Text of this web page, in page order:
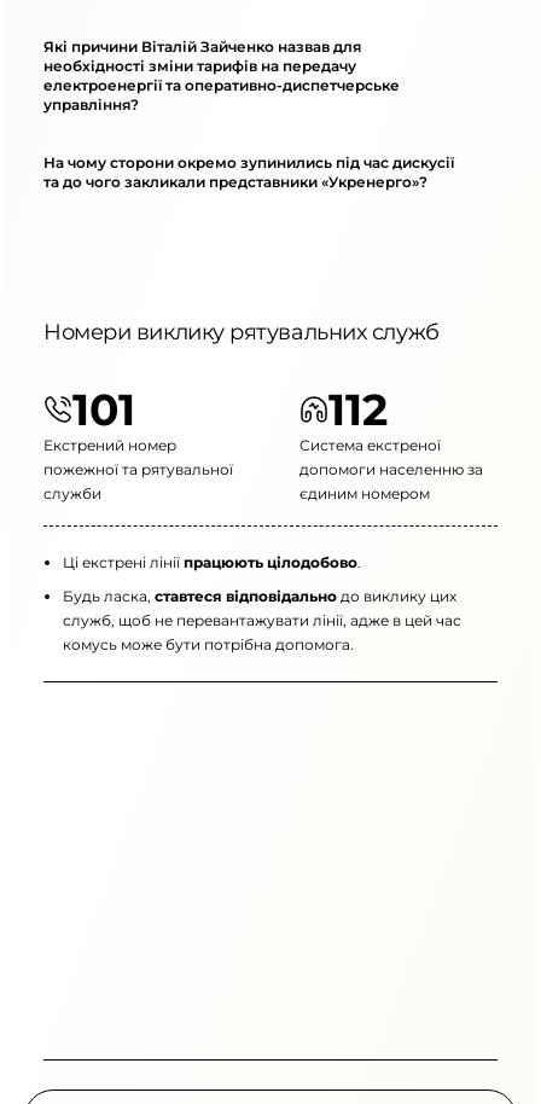
Номери виклику рятувальних служб
101
Екстрений номер
пожежної та рятувальної
служби
112
Система екстреної
допомоги населенню за
єдиним номером
Ці екстрені лінії працюють цілодобово.
Будь ласка, ставтеся відповідально до виклику цих
служб, щоб не перевантажувати лінії, адже в цей час
комусь може бути потрібна допомога.
Які причини Віталій Зайченко назвав для
необхідності зміни тарифів на передачу
електроенергії та оперативно-диспетчерське
управління?
На чому сторони окремо зупинились під час дискусії
та до чого закликали представники «Укренерго»?